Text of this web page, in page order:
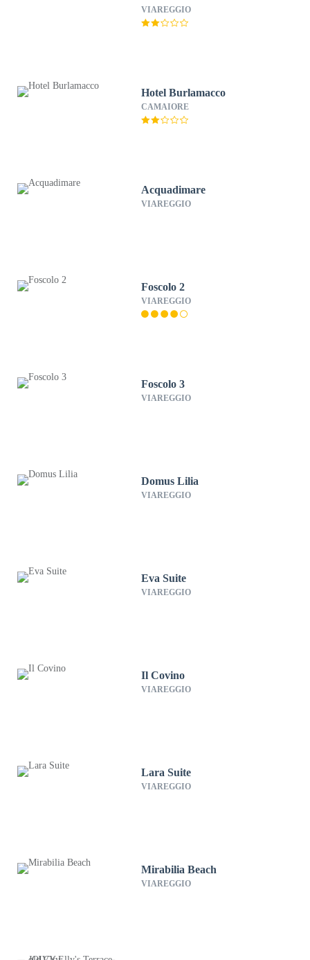
VIAREGGIO
Hotel Burlamacco
CAMAIORE
Acquadimare
VIAREGGIO
Foscolo 2
VIAREGGIO
Foscolo 3
VIAREGGIO
Domus Lilia
VIAREGGIO
Eva Suite
VIAREGGIO
Il Covino
VIAREGGIO
Lara Suite
VIAREGGIO
Mirabilia Beach
VIAREGGIO